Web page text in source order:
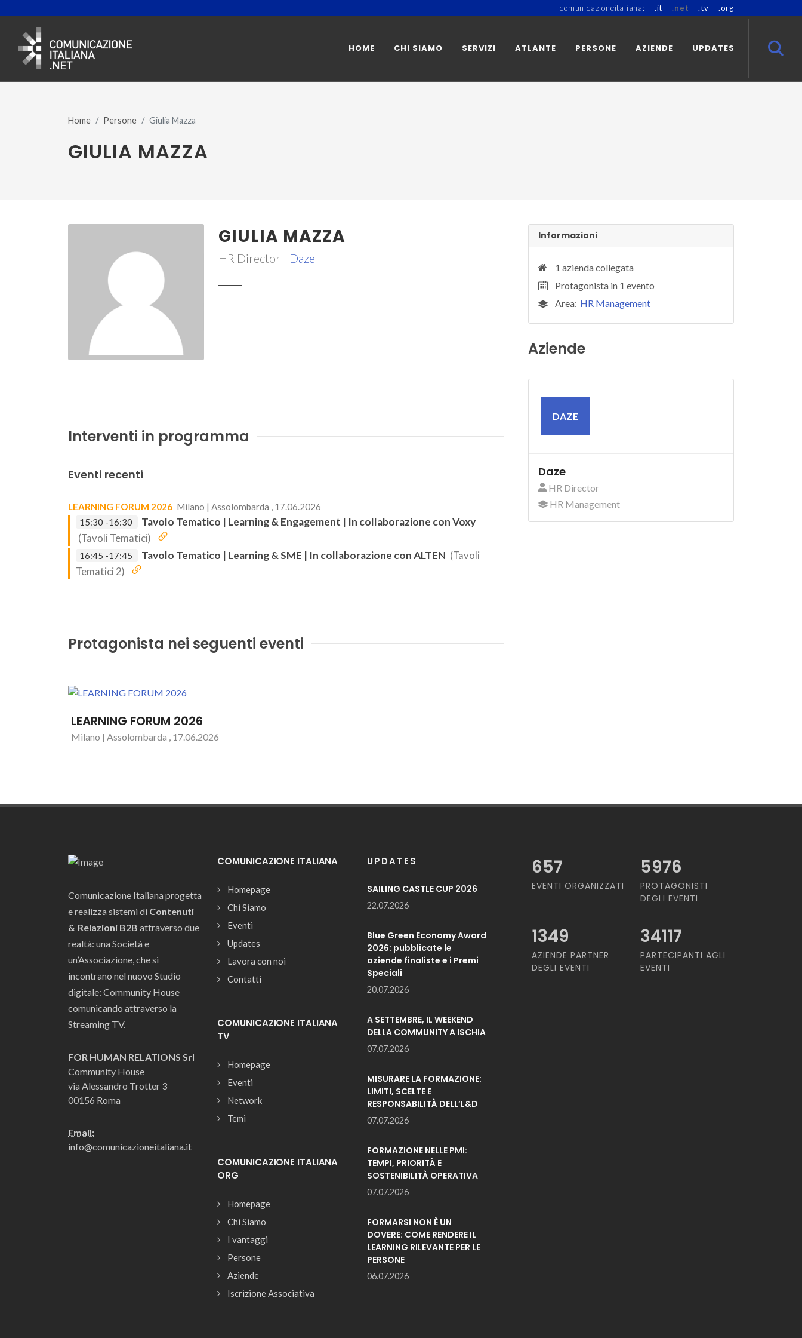
comunicazioneitaliana: .it .net .tv .org
HOME CHI SIAMO SERVIZI ATLANTE PERSONE AZIENDE UPDATES
Home Persone Giulia Mazza
GIULIA MAZZA
GIULIA MAZZA
HR Director | Daze
Interventi in programma
Eventi recenti
LEARNING FORUM 2026 Milano | Assolombarda , 17.06.2026
15:30 -16:30
Tavolo Tematico | Learning & Engagement | In collaborazione con Voxy
(Tavoli Tematici)
16:45 -17:45 Tavolo Tematico | Learning & SME | In collaborazione con ALTEN (Tavoli
Tematici 2)
Protagonista nei seguenti eventi
LEARNING FORUM 2026
Milano | Assolombarda , 17.06.2026
Informazioni
1 azienda collegata
Protagonista in 1 evento
Area: HR Management
Aziende
DAZE
Daze
HR Director
HR Management
Comunicazione Italiana progetta
e realizza sistemi di Contenuti
& Relazioni B2B attraverso due
realtà: una Società e
un’Associazione, che si
incontrano nel nuovo Studio
digitale: Community House
comunicando attraverso la
Streaming TV.
FOR HUMAN RELATIONS Srl
Community House
via Alessandro Trotter 3
00156 Roma
Email:
info@comunicazioneitaliana.it
COMUNICAZIONE ITALIANA
Homepage
Chi Siamo
Eventi
Updates
Lavora con noi
Contatti
COMUNICAZIONE ITALIANA
TV
Homepage
Eventi
Network
Temi
COMUNICAZIONE ITALIANA
ORG
Homepage
Chi Siamo
I vantaggi
Persone
Aziende
Iscrizione Associativa
UPDATES
SAILING CASTLE CUP 2026
22.07.2026
Blue Green Economy Award
2026: pubblicate le
aziende finaliste e i Premi
Speciali
20.07.2026
A SETTEMBRE, IL WEEKEND
DELLA COMMUNITY A ISCHIA
07.07.2026
MISURARE LA FORMAZIONE:
LIMITI, SCELTE E
RESPONSABILITÀ DELL’L&D
07.07.2026
FORMAZIONE NELLE PMI:
TEMPI, PRIORITÀ E
SOSTENIBILITÀ OPERATIVA
07.07.2026
FORMARSI NON È UN
DOVERE: COME RENDERE IL
LEARNING RILEVANTE PER LE
PERSONE
06.07.2026
657
EVENTI ORGANIZZATI
5976
PROTAGONISTI
DEGLI EVENTI
1349
AZIENDE PARTNER
DEGLI EVENTI
34117
PARTECIPANTI AGLI
EVENTI